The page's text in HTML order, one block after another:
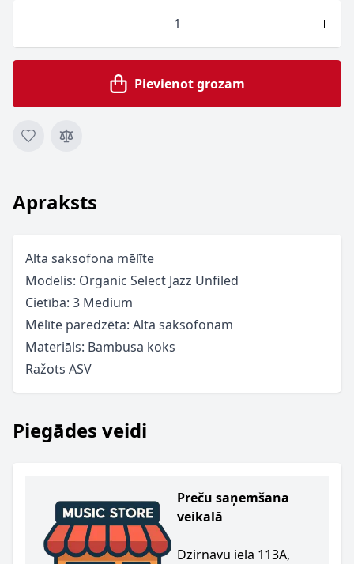
Pievienot grozam
Apraksts
Alta saksofona mēlīte
Modelis: Organic Select Jazz Unfiled
Cietība: 3 Medium
Mēlīte paredzēta: Alta saksofonam
Materiāls: Bambusa koks
Ražots ASV
Piegādes veidi
Preču saņemšana
veikalā
Dzirnavu iela 113A,